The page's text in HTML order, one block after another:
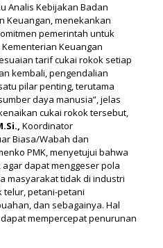
Analis Kebijakan Badan
Keuangan, menekankan
pemerintah untuk
Keuangan
tarif cukai rokok setiap
kembali, pengendalian
pilar penting, terutama
daya manusia”, jelas
cukai rokok tersebut,
Koordinator
Biasa/Wabah dan
PMK, menyetujui bahwa
dapat menggeser pola
masyarakat tidak di industri
telur, petani-petani
dan sebagainya. Hal
mempercepat penurunan